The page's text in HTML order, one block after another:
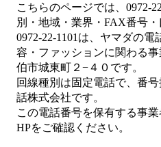
こちらのページでは、 0972-
別・地域・業界・FAX番号
0972-22-1101 は、 ヤマダの電
容・ファッションに関わる
伯市城東町２−４０ です。
回線種別は固定電話で、番
話株式会社です。
この電話番号を保有する事
HPをご確認ください。